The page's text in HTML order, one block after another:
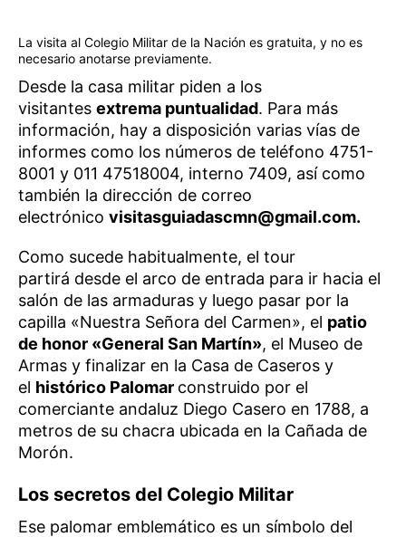
La visita al Colegio Militar de la Nación es gratuita, y no es
necesario anotarse previamente.
Desde la casa militar piden a los
visitantes extrema puntualidad. Para más
información, hay a disposición varias vías de
informes como los números de teléfono 4751-
8001 y 011 47518004, interno 7409, así como
también la dirección de correo
electrónico visitasguiadascmn@gmail.com.
Como sucede habitualmente, el tour
partirá desde el arco de entrada para ir hacia el
salón de las armaduras y luego pasar por la
capilla «Nuestra Señora del Carmen», el patio
de honor «General San Martín», el Museo de
Armas y finalizar en la Casa de Caseros y
el histórico Palomar construido por el
comerciante andaluz Diego Casero en 1788, a
metros de su chacra ubicada en la Cañada de
Morón.
Los secretos del Colegio Militar
Ese palomar emblemático es un símbolo del